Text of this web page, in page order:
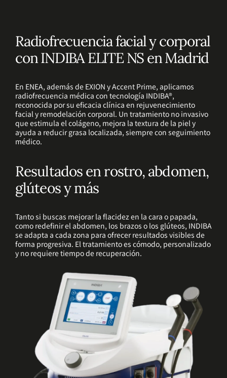
Radiofrecuencia facial y corporal
con INDIBA ELITE NS en Madrid
En ENEA, además de EXION y Accent Prime, aplicamos
radiofrecuencia médica con tecnología INDIBA®,
reconocida por su eficacia clínica en rejuvenecimiento
facial y remodelación corporal. Un tratamiento no invasivo
que estimula el colágeno, mejora la textura de la piel y
ayuda a reducir grasa localizada, siempre con seguimiento
médico.
Resultados en rostro, abdomen,
glúteos y más
Tanto si buscas mejorar la flacidez en la cara o papada,
como redefinir el abdomen, los brazos o los glúteos, INDIBA
se adapta a cada zona para ofrecer resultados visibles de
forma progresiva. El tratamiento es cómodo, personalizado
y no requiere tiempo de recuperación.